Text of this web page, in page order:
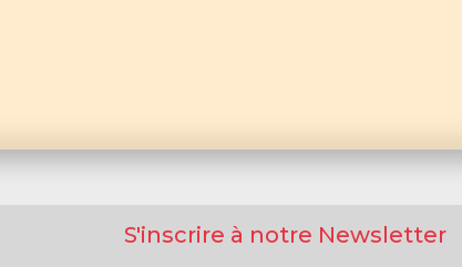
S'inscrire à notre Newsletter